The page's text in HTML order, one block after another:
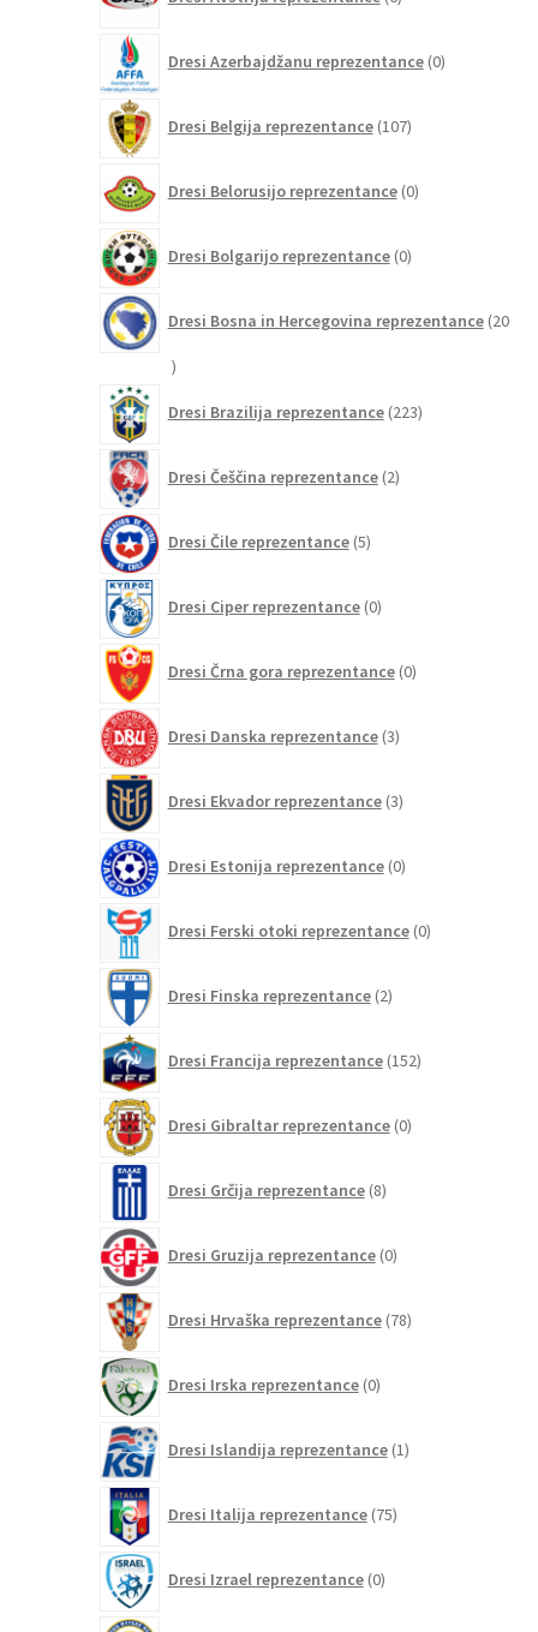
izdelkov
Dresi Azerbajdžanu reprezentance 0izdelkov
Dresi Belgija reprezentance 107izdelkov
Dresi Belorusijo reprezentance 0izdelkov
Dresi Bolgarijo reprezentance 0izdelkov
Dresi Bosna in Hercegovina reprezentance 20
20
Dresi Brazilija reprezentance 223izdelkov
Dresi Češčina reprezentance 2izdelka
Dresi Čile reprezentance 5izdelkov
Dresi Ciper reprezentance 0izdelkov
Dresi Črna gora reprezentance 0izdelkov
Dresi Danska reprezentance 3izdelki
Dresi Ekvador reprezentance 3izdelki
Dresi Estonija reprezentance 0izdelkov
Dresi Ferski otoki reprezentance 0izdelkov
Dresi Finska reprezentance 2izdelka
Dresi Francija reprezentance 152izdelkov
Dresi Gibraltar reprezentance 0izdelkov
Dresi Grčija reprezentance 8izdelkov
Dresi Gruzija reprezentance 0izdelkov
Dresi Hrvaška reprezentance 78izdelkov
Dresi Irska reprezentance 0izdelkov
Dresi Islandija reprezentance 1izdelek
Dresi Italija reprezentance 75izdelkov
Dresi Izrael reprezentance 0izdelkov